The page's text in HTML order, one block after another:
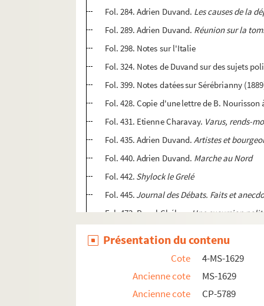
Fol. 284. Adrien Duvand. Les causes de la
Fol. 289. Adrien Duvand. Réunion sur la
Fol. 298. Notes sur l'Italie
Fol. 324. Notes de Duvand sur des sujets
Fol. 399. Notes datées sur Sérébrianny
Fol. 428. Copie d'une lettre de B.
Fol. 431. Etienne Charavay. Varus, rends-
Fol. 435. Adrien Duvand.Artistes et
Fol. 440. Adrien Duvand. Marche au Nord
Fol. 442. Shylock le Grelé
Fol. 445. Journal des Débats. Faits et
Fol. 473. Raoul Chélars.
Une excursion
4-MS-1630. Ligue de l'enseignement : la vie
4-MS-1631. La ligue de l'Enseignement :
8-MS-1632. Correspondance de Duvand
4-MS-1633. La Franc-maçonnerie
Présentation du contenu
Cote
4-MS-1629
Ancienne cote
MS-1629
Ancienne cote
CP-5789